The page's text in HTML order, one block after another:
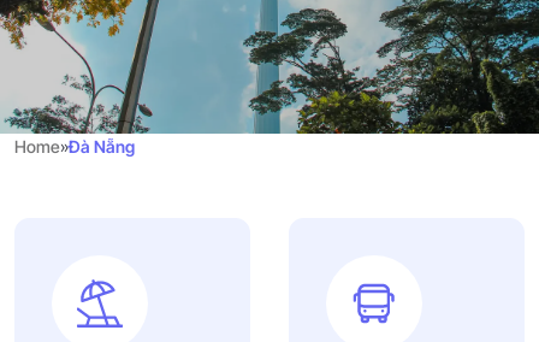
Home»Đà Nẵng